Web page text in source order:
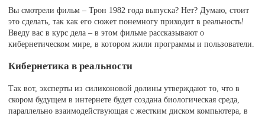
Вы смотрели фильм – Трон 1982 года выпуска? Нет? Думаю, стоит
это сделать, так как его сюжет понемногу приходит в реальность!
Введу вас в курс дела – в этом фильме рассказывают о
кибернетическом мире, в котором жили программы и пользователи.
Кибернетика в реальности
Так вот, эксперты из силиконовой долины утверждают то, что в
скором будущем в интернете будет создана биологическая среда,
параллельно взаимодействующая с жестким диском компьютера, в